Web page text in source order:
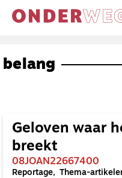
belang
Geloven waar
breekt
08JOAN22667400
Reportage Thema-